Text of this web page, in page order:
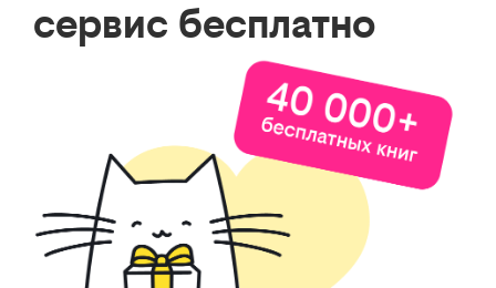
сервис бесплатно